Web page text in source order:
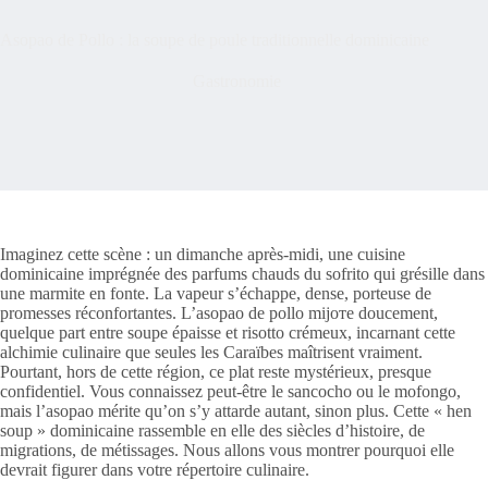
Imaginez cette scène : un dimanche après-midi, une cuisine
dominicaine imprégnée des parfums chauds du sofrito qui grésille dans
une marmite en fonte. La vapeur s’échappe, dense, porteuse de
promesses réconfortantes. L’asopao de pollo mijoте doucement,
quelque part entre soupe épaisse et risotto crémeux, incarnant cette
alchimie culinaire que seules les Caraïbes maîtrisent vraiment.
Pourtant, hors de cette région, ce plat reste mystérieux, presque
confidentiel. Vous connaissez peut-être le sancocho ou le mofongo,
mais l’asopao mérite qu’on s’y attarde autant, sinon plus. Cette « hen
soup » dominicaine rassemble en elle des siècles d’histoire, de
migrations, de métissages. Nous allons vous montrer pourquoi elle
devrait figurer dans votre répertoire culinaire.